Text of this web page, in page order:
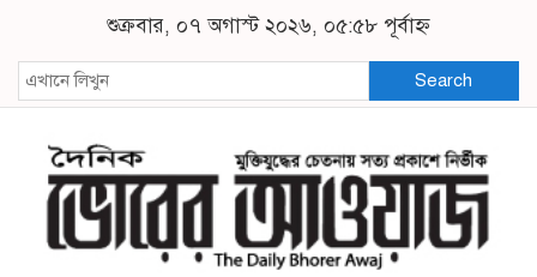
শুক্রবার, ০৭ অগাস্ট ২০২৬, ০৫:৫৮ পূর্বাহ্ন
Search